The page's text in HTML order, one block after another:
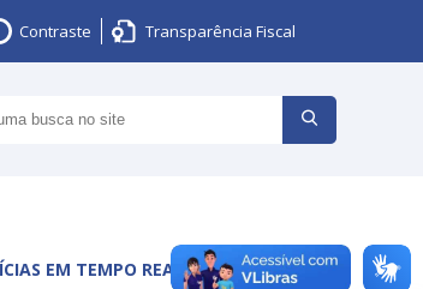
Contraste Transparência Fiscal
EM TEMPO REAL